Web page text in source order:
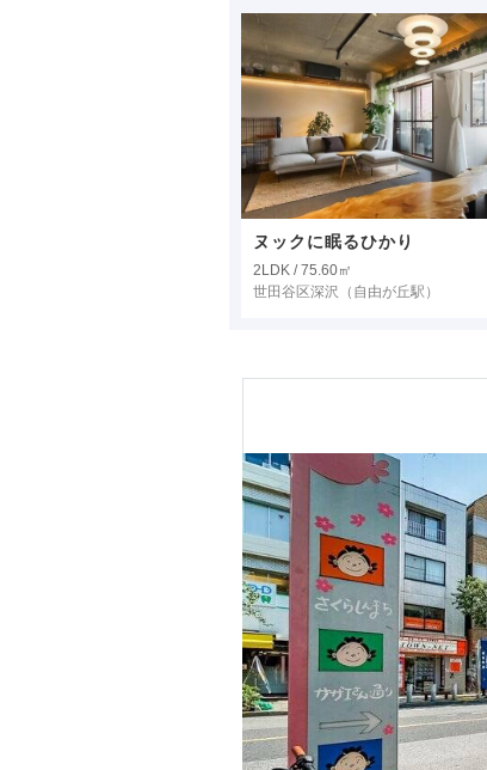
ヌックに眠るひかり
2LDK / 75.60㎡
世田谷区深沢 （自由が丘駅）